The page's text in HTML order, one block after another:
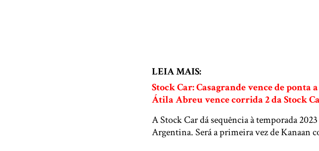
LEIA MAIS:
Stock Car: Casagrande vence de
Átila Abreu vence corrida 2 da Stock
A Stock Car dá sequência à temporada
Argentina. Será a primeira vez de Kanaan